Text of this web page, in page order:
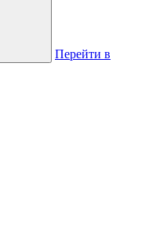
Перейти в